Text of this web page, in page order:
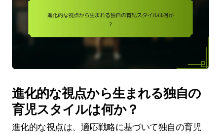
進化的な視点から生まれる独自の
育児スタイルは何か？
進化的な視点は、適応戦略に基づいて独自の育児